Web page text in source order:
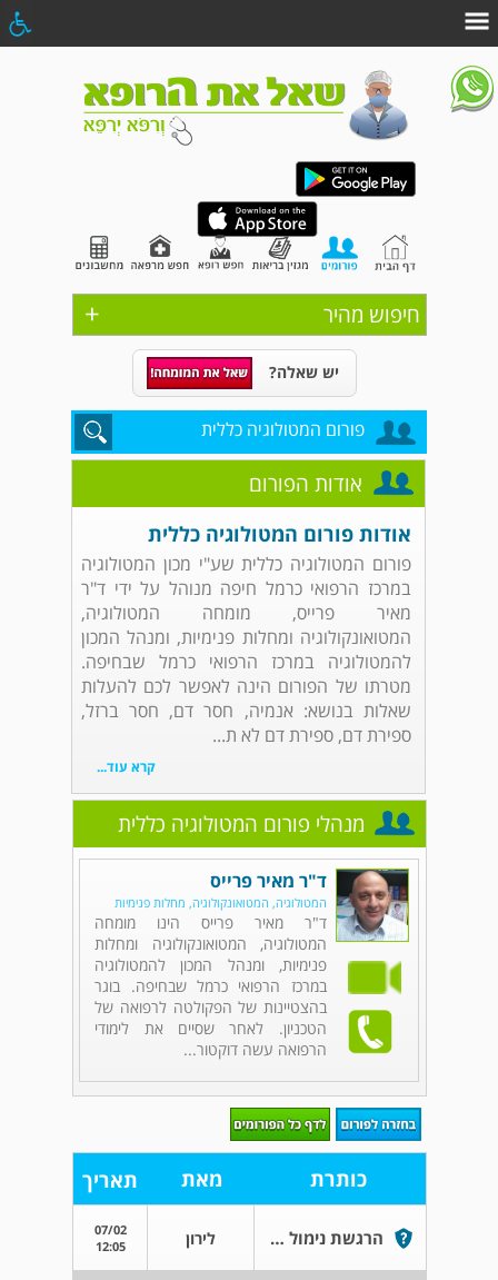
+ חיפוש מהיר
יש שאלה?
פורום המטולוגיה כללית
אודות הפורום
אודות פורום המטולוגיה כללית
פורום המטולוגיה כללית שע"י מכון המטולוגיה
במרכז הרפואי כרמל חיפה מנוהל על ידי ד"ר
מאיר פרייס, מומחה המטולוגיה,
המטואונקולוגיה ומחלות פנימיות, ומנהל המכון
להמטולוגיה במרכז הרפואי כרמל שבחיפה.
מטרתו של הפורום הינה לאפשר לכם להעלות
שאלות בנושא: אנמיה, חסר דם, חסר ברזל,
ספירת דם, ספירת דם לא ת...
קרא עוד...
מנהלי פורום המטולוגיה כללית
ד"ר מאיר פרייס
המטולוגיה, המטואונקולוגיה, מחלות פנימיות
ד"ר מאיר פרייס הינו מומחה
המטולוגיה, המטואונקולוגיה ומחלות
פנימיות, ומנהל המכון להמטולוגיה
במרכז הרפואי כרמל שבחיפה. בוגר
בהצטיינות של הפקולטה לרפואה של
הטכניון. לאחר שסיים את לימודי
הרפואה עשה דוקטור...
כותרת מאת תאריך
הרגשת נימול קשה לירון
07/02
12:05